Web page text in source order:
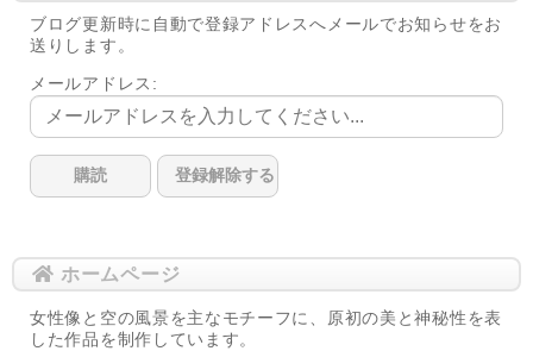
ブログ更新時に自動で登録アドレスへメールでお知らせをお
送りします。
メールアドレス:
ホームページ
女性像と空の風景を主なモチーフに、原初の美と神秘性を表
した作品を制作しています。